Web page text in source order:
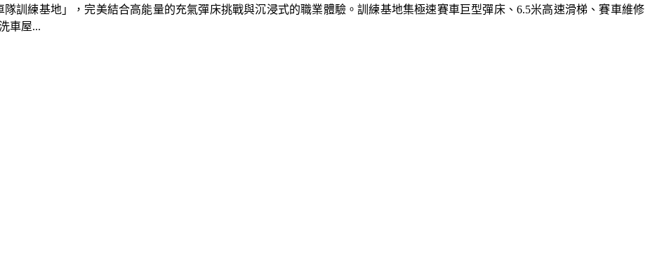
隊訓練基地」，完美結合高能量的充氣彈床挑戰與沉浸式的職業體驗。訓練基地集極速賽車巨型彈床、6.5米高速滑梯、賽車維修
車屋...